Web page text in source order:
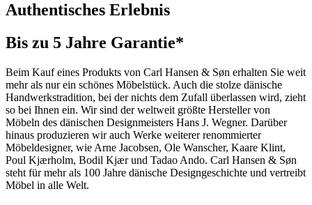
Authentisches Erlebnis
Bis zu 5 Jahre Garantie*
Beim Kauf eines Produkts von Carl Hansen & Søn erhalten Sie weit
mehr als nur ein schönes Möbelstück. Auch die stolze dänische
Handwerkstradition, bei der nichts dem Zufall überlassen wird, zieht
so bei Ihnen ein. Wir sind der weltweit größte Hersteller von
Möbeln des dänischen Designmeisters Hans J. Wegner. Darüber
hinaus produzieren wir auch Werke weiterer renommierter
Möbeldesigner, wie Arne Jacobsen, Ole Wanscher, Kaare Klint,
Poul Kjærholm, Bodil Kjær und Tadao Ando. Carl Hansen & Søn
steht für mehr als 100 Jahre dänische Designgeschichte und vertreibt
Möbel in alle Welt.